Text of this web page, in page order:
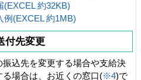
(EXCEL 約32KB)
例(EXCEL 約1MB)
付先変更
込先を変更する場合や支給決
場合は、お近くの窓口(※4)で